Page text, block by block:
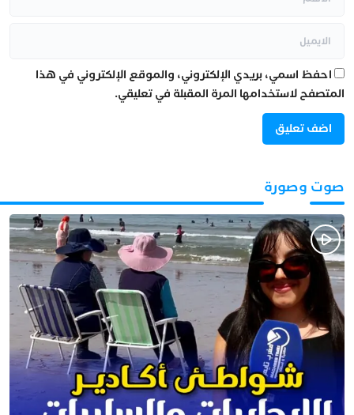
احفظ اسمي، بريدي الإلكتروني، والموقع الإلكتروني في هذا
المتصفح لاستخدامها المرة المقبلة في تعليقي.
صوت وصورة